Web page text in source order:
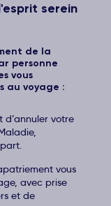
serein
de la
personne
vous
au voyage :
d’annuler votre
vous
avec prise
et de